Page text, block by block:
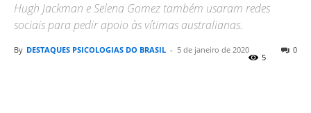
Hugh Jackman e Selena Gomez também usaram redes
sociais para pedir apoio às vítimas australianas.
By DESTAQUES PSICOLOGIAS DO BRASIL - 5 de janeiro de 2020 0
5